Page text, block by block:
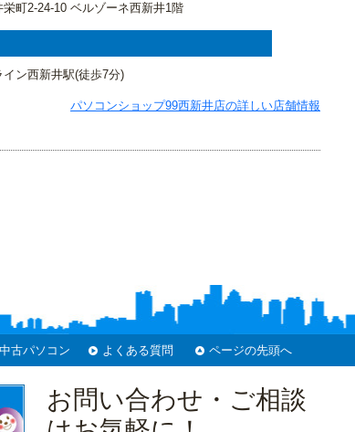
町2-24-10 ベルゾーネ西新井1階
ン西新井駅(徒歩7分)
パソコンショップ99西新井店の詳しい店舗情報
中古パソコン よくある質問 ページの先頭へ
お問い合わせ・ご相談